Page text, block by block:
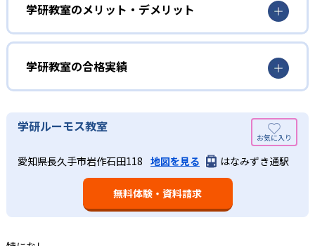
解度を最優先して学習を進める「無学年方式」を採用して
いることが特徴だ。この「無学年方式」では、生徒が個々
のペースで学習することができるため、一度立ち止まって
わからないところをしっかり学習したり、余裕がある場合
はどんどん先取り学習を進めたりすることも可能である。
02
生徒それぞれに最適化された学習計画を設計
学研教室の個別指導では、生徒一人ひとりの学力／適性を
しっかり把握した上で学習の出発点を定め、生徒に最適化
された学習計画を設計する。また、生徒それぞれに最適な
教材を提供すると共に、適切なアドバイスも実施。少しず
つレベルアップするスモールステップの教材となっている
る。「自分から進んで学習する」姿勢や態度の育成も重視
学研教室は、生徒の「わかった！」を重視する形で個別指
導を行っている。無理なく学習を進められるよう「無学年
方式」を採用しており、わからない問題がある場合は立ち
止まってじっくりと学習することができる。また、覚えた
知識の量などで測りやすい「見える力」だけでなく、学習
に向いている。
算数（数学）と国語の基礎力を上げたい人向け
学研教室では、算数（数学）と国語を全ての教科の基礎に
なるものと考え、その指導を重視している。算数（数学）
では筋道を立てて考える力の育成を、国語では全ての学力
の土台となる「読む力」「書く力」の育成に力を入れてい
家庭学習で学習させている。そのため、算数（数学）と国
学研教室のメリット・デメリット
学研教室の合格実績
学研教室の合格実績は、公式サイトでは公開されていな
学研ルーモス教室
愛知県長久手市岩作石田118 地図を見る はなみずき通駅
無料体験・資料請求